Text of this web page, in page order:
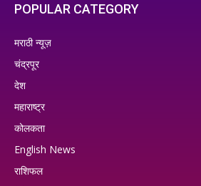
POPULAR CATEGORY
मराठी न्यूज़
चंद्रपूर
देश
महाराष्ट्र
कोलकता
English News
राशिफल